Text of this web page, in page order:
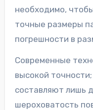
необходимо,
точные размеры
погрешности в
Современные
высокой
составляют лишь
шероховатость